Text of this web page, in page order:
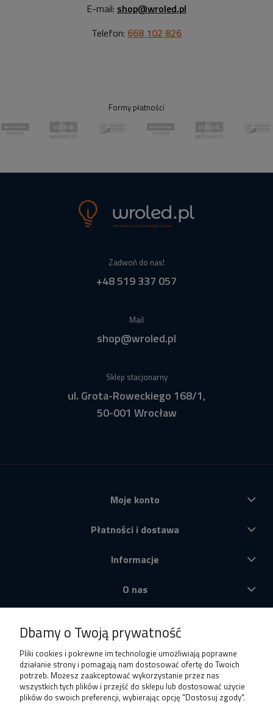
E-mail: shop@wroled.pl
Telefon: 668 102 826
Formy płatności
Zadwoń do nas!
+48 519 337 057
Mail
shop@wroled.pl
Sklep stacjonarny
ul. Grota-Roweckiego 168/1,
50-001 Wrocław
Moje konto
Płatności i dostawa
Informacje
O nas
Dbamy o Twoją prywatność
Pliki cookies i pokrewne im technologie umożliwiają poprawne
działanie strony i pomagają nam dostosować ofertę do Twoich
potrzeb. Możesz zaakceptować wykorzystanie przez nas
wszystkich tych plików i przejść do sklepu lub dostosować użycie
plików do swoich preferencji, wybierając opcję "Dostosuj zgody".